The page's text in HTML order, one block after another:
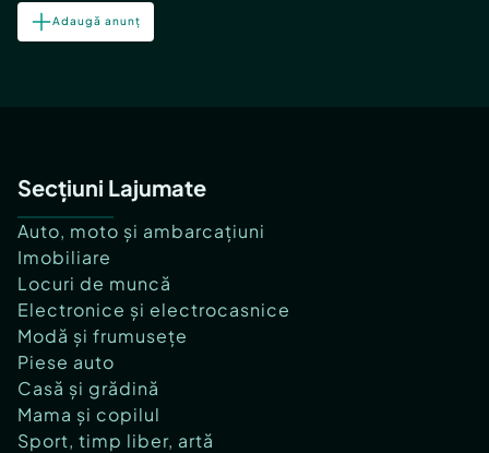
Adaugă anunț
Secțiuni Lajumate
Auto, moto și ambarcațiuni
Imobiliare
Locuri de muncă
Electronice și electrocasnice
Modă și frumusețe
Piese auto
Casă și grădină
Mama și copilul
Sport, timp liber, artă